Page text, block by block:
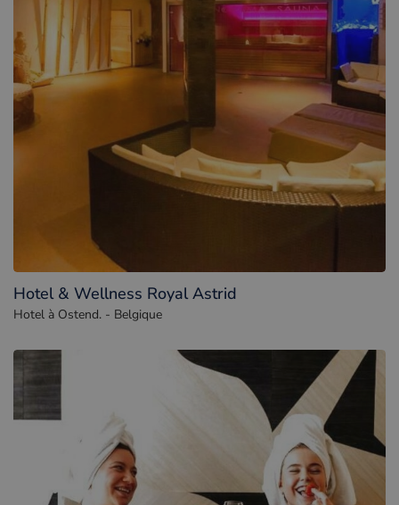
Hotel & Wellness Royal Astrid
Hotel à Ostend. - Belgique